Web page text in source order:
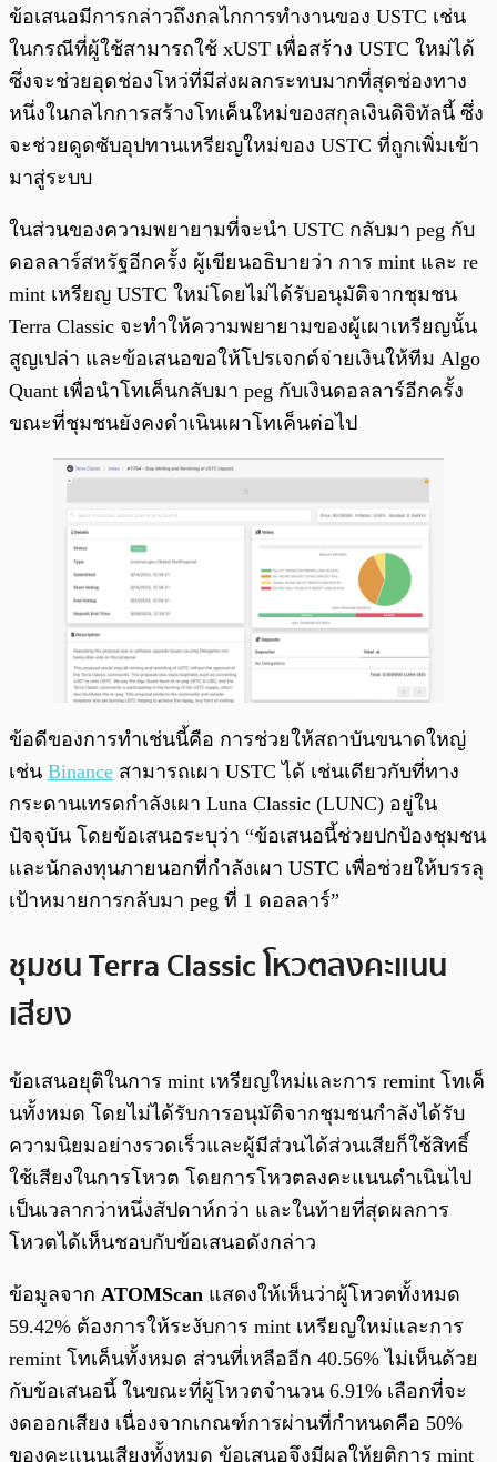
ข้อเสนอมีการกล่าวถึงกลไกการทำงานของ USTC เช่น
ในกรณีที่ผู้ใช้สามารถใช้ xUST เพื่อสร้าง USTC ใหม่ได้
ซึ่งจะช่วยอุดช่องโหว่ที่มีส่งผลกระทบมากที่สุดช่องทาง
หนึ่งในกลไกการสร้างโทเค็นใหม่ของสกุลเงินดิจิทัลนี้ ซึ่ง
จะช่วยดูดซับอุปทานเหรียญใหม่ของ USTC ที่ถูกเพิ่มเข้า
มาสู่ระบบ
ในส่วนของความพยายามที่จะนำ USTC กลับมา peg กับ
ดอลลาร์สหรัฐอีกครั้ง ผู้เขียนอธิบายว่า การ mint และ re
mint เหรียญ USTC ใหม่โดยไม่ได้รับอนุมัติจากชุมชน
Terra Classic จะทำให้ความพยายามของผู้เผาเหรียญนั้น
สูญเปล่า และข้อเสนอขอให้โปรเจกต์จ่ายเงินให้ทีม Algo
Quant เพื่อนำโทเค็นกลับมา peg กับเงินดอลลาร์อีกครั้ง
ขณะที่ชุมชนยังคงดำเนินเผาโทเค็นต่อไป
ข้อดีของการทำเช่นนี้คือ การช่วยให้สถาบันขนาดใหญ่
เช่น Binance สามารถเผา USTC ได้ เช่นเดียวกับที่ทาง
กระดานเทรดกำลังเผา Luna Classic (LUNC) อยู่ใน
ปัจจุบัน โดยข้อเสนอระบุว่า “ข้อเสนอนี้ช่วยปกป้องชุมชน
และนักลงทุนภายนอกที่กำลังเผา USTC เพื่อช่วยให้บรรลุ
เป้าหมายการกลับมา peg ที่ 1 ดอลลาร์”
ชุมชน Terra Classic โหวตลงคะแนน
เสียง
ข้อเสนอยุติในการ mint เหรียญใหม่และการ remint โทเค็
นทั้งหมด โดยไม่ได้รับการอนุมัติจากชุมชนกำลังได้รับ
ความนิยมอย่างรวดเร็วและผู้มีส่วนได้ส่วนเสียก็ใช้สิทธิ์
ใช้เสียงในการโหวต โดยการโหวตลงคะแนนดำเนินไป
เป็นเวลากว่าหนึ่งสัปดาห์กว่า และในท้ายที่สุดผลการ
โหวตได้เห็นชอบกับข้อเสนอดังกล่าว
ข้อมูลจาก ATOMScan แสดงให้เห็นว่าผู้โหวตทั้งหมด
59.42% ต้องการให้ระงับการ mint เหรียญใหม่และการ
remint โทเค็นทั้งหมด ส่วนที่เหลืออีก 40.56% ไม่เห็นด้วย
กับข้อเสนอนี้ ในขณะที่ผู้โหวตจำนวน 6.91% เลือกที่จะ
งดออกเสียง เนื่องจากเกณฑ์การผ่านที่กำหนดคือ 50%
ของคะแนนเสียงทั้งหมด ข้อเสนอจึงมีผลให้ยุติการ mint